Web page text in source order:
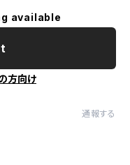
available
方向け
通報する